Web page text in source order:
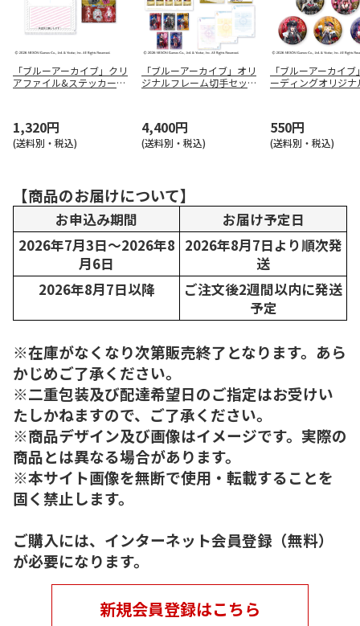
「ブルーアーカイブ」クリ
アファイル&ステッカーセ
1,320円
(送料別・税込)
「ブルーアーカイブ」オリ
ジナルフレーム切手セット
4,400円
(送料別・税込)
「ブルーアーカイ
ーディングオリジナ
550円
(送料別・税込)
【商品のお届けについて】
お申込み期間
お届け予定日
2026年7月3日～2026年8
月6日
2026年8月7日より順次発
送
2026年8月7日以降
ご注文後2週間以内に発送
予定
※在庫がなくなり次第販売終了となります。あら
かじめご了承ください。
※二重包装及び配達希望日のご指定はお受けい
たしかねますので、ご了承ください。
※商品デザイン及び画像はイメージです。実際の
商品とは異なる場合があります。
※本サイト画像を無断で使用・転載することを
固く禁止します。
ご購入には、インターネット会員登録（無料）
が必要になります。
新規会員登録はこちら